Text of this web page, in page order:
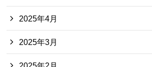
2025年4月
2025年3月